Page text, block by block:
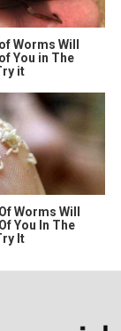
Worms Will
You in The
it
Worms Will
You In The
It